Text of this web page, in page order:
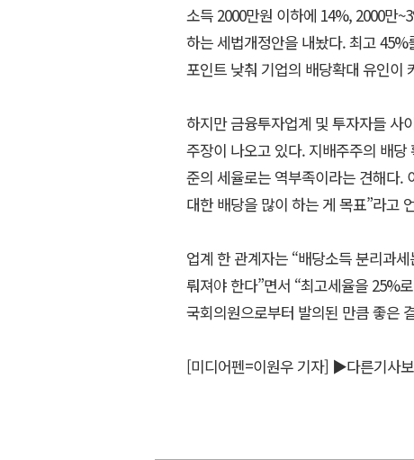
소득 2000만원 이하에 14%, 2000만
하는 세법개정안을 내놨다. 최고
포인트 낮춰 기업의 배당확대 유인이
하지만 금융투자업계 및 투자자들 사
주장이 나오고 있다. 지배주주의 배
준의 세율로는 역부족이라는 견해다.
대한 배당을 많이 하는 게 목표”라고
업계 한 관계자는 “배당소득 분리과
뤄져야 한다”면서 “최고세율을 25%
국회의원으로부터 발의된 만큼 좋은
[미디어펜=이원우 기자] ▶다른기사